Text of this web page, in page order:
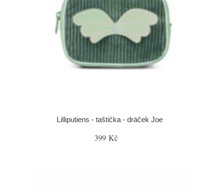
Lilliputiens - taštička - dráček Joe
399 Kč